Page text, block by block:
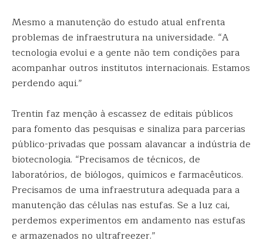
Mesmo a manutenção do estudo atual enfrenta
problemas de infraestrutura na universidade. “A
tecnologia evolui e a gente não tem condições para
acompanhar outros institutos internacionais. Estamos
perdendo aqui.”
Trentin faz menção à escassez de editais públicos
para fomento das pesquisas e sinaliza para parcerias
público-privadas que possam alavancar a indústria de
biotecnologia. “Precisamos de técnicos, de
laboratórios, de biólogos, químicos e farmacêuticos.
Precisamos de uma infraestrutura adequada para a
manutenção das células nas estufas. Se a luz cai,
perdemos experimentos em andamento nas estufas
e armazenados no ultrafreezer.”